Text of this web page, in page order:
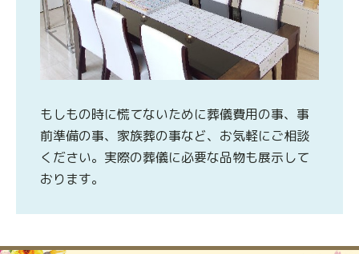
もしもの時に慌てないために葬儀費用の事、事
前準備の事、家族葬の事など、お気軽にご相談
ください。実際の葬儀に必要な品物も展示して
おります。